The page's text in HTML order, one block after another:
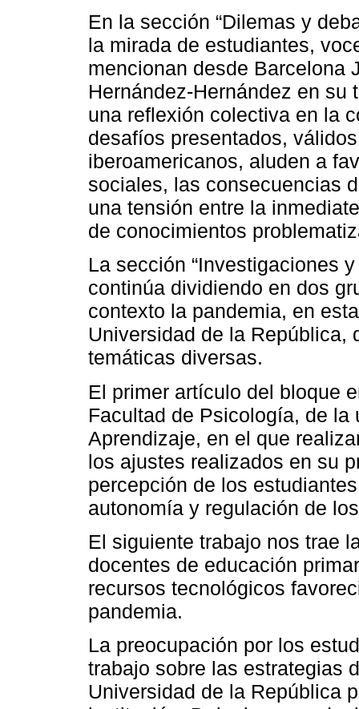
En la sección “Dilemas y
la mirada de estudiantes,
mencionan desde Barcelona
Hernández-Hernández en su
una reflexión colectiva en la
desafíos presentados,
iberoamericanos, aluden a
sociales, las consecuencias
una tensión entre la
de conocimientos
La sección “Investigaciones
continúa dividiendo en dos
contexto la pandemia, en
Universidad de la República,
temáticas diversas.
El primer artículo del bloque
Facultad de Psicología, de
Aprendizaje, en el que
los ajustes realizados en su
percepción de los
autonomía y regulación de
El siguiente trabajo nos trae
docentes de educación
recursos tecnológicos
pandemia.
La preocupación por los
trabajo sobre las estrategias
Universidad de la República